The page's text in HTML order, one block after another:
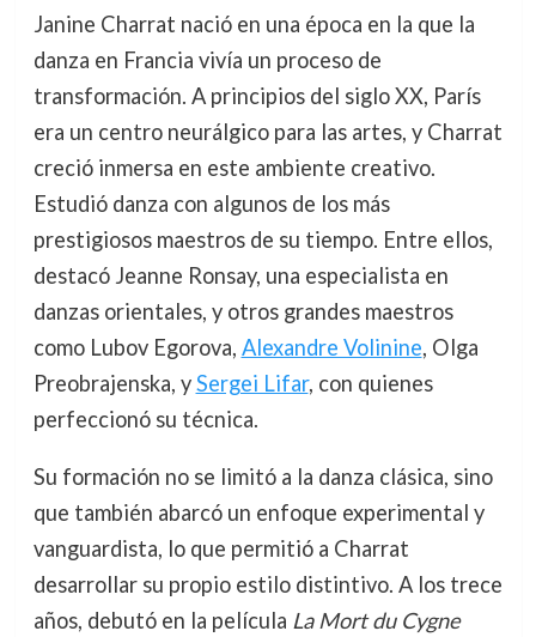
Janine Charrat nació en una época en la que la
danza en Francia vivía un proceso de
transformación. A principios del siglo XX, París
era un centro neurálgico para las artes, y Charrat
creció inmersa en este ambiente creativo.
Estudió danza con algunos de los más
prestigiosos maestros de su tiempo. Entre ellos,
destacó Jeanne Ronsay, una especialista en
danzas orientales, y otros grandes maestros
como Lubov Egorova, Alexandre Volinine, Olga
Preobrajenska, ySergei Lifar, con quienes
perfeccionó su técnica.
Su formación no se limitó a la danza clásica, sino
que también abarcó un enfoque experimental y
vanguardista, lo que permitió a Charrat
desarrollar su propio estilo distintivo. A los trece
años, debutó en la película La Mort du Cygne